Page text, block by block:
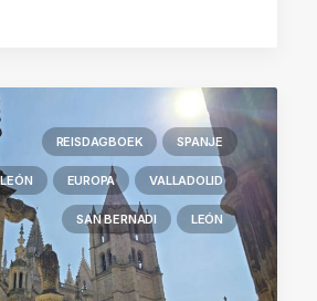
REISDAGBOEK SPANJE
EUROPA VALLADOLID
SAN BERNADI LEÓN